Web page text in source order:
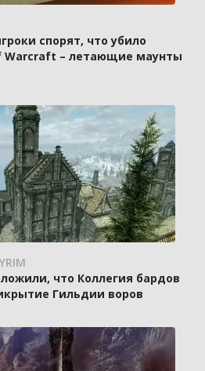
спорят, что убило
Warcraft – летающие маунты
что Коллегия бардов
Гильдии воров